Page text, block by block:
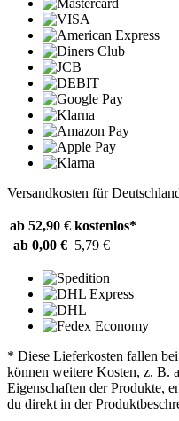
Versandkosten für
ab 52,90 € kostenlos*
ab 0,00 € 5,79 €
* Diese Lieferkosten fallen
können weitere Kosten, z. B.
Eigenschaften der Produkte,
du direkt in der